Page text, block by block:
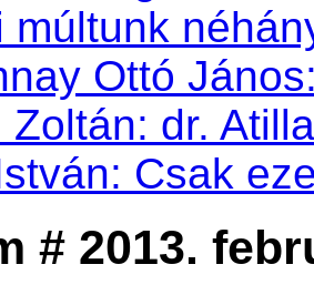
múltunk
Ottó
Zoltán: dr.
Csak
# 2013.